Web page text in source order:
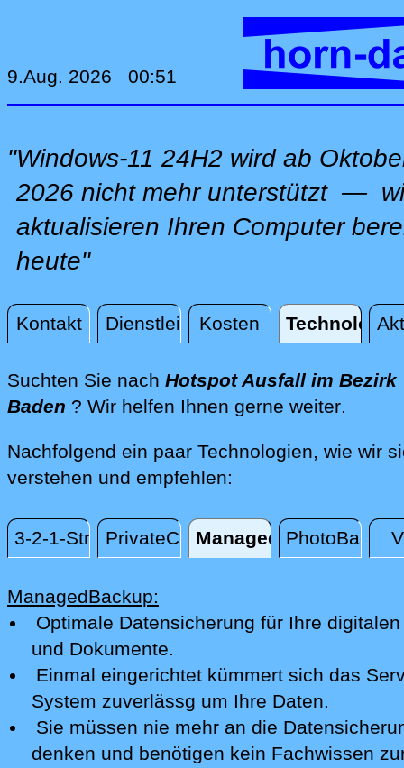
9.Aug. 2026 00:51
"Windows-11 24H2 wird ab
2026 nicht mehr unterstützt —
aktualisieren Ihren Computer
heute"
Kontakt Dienstleistungen
Kosten Technologie
Technologie
Suchten Sie nach Hotspot Ausfall im Bezirk
Baden ? Wir helfen Ihnen gerne weiterdirekt
.
Nachfolgend ein paar Technologien, wie wir
verstehen und empfehlen:
3-2-1-StrategiePrivateCloudManagedBackup
PhotoBackup
ManagedBackup
ManagedBackup:
Optimale Datensicherung für Ihre
und Dokumente.
Einmal eingerichtet kümmert sich das
System zuverlässg um Ihre Daten.
Sie müssen nie mehr an die
denken und benötigen kein Fachwissen